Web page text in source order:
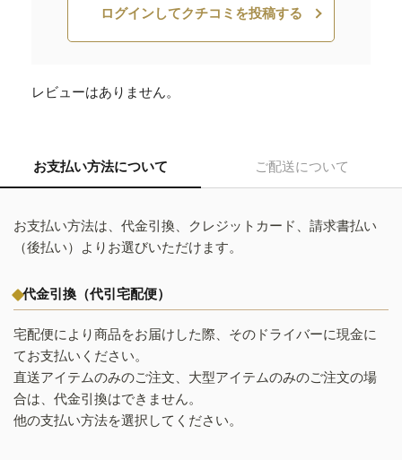
ログインしてクチコミを投稿する
レビューはありません。
お支払い方法について ご配送について
お支払い方法は、代金引換、クレジットカード、請求書払い
（後払い）よりお選びいただけます。
代金引換（代引宅配便）
宅配便により商品をお届けした際、そのドライバーに現金に
てお支払いください。
直送アイテムのみのご注文、大型アイテムのみのご注文の場
合は、代金引換はできません。
他の支払い方法を選択してください。